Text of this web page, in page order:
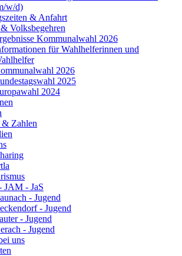
w/d)
& Anfahrt
Volksbegehren
Kommunalwahl 2026
für Wahlhelferinnen und
2026
2025
2024
& Zahlen
JAM - JaS
- Jugend
- Jugend
- Jugend
- Jugend
uns